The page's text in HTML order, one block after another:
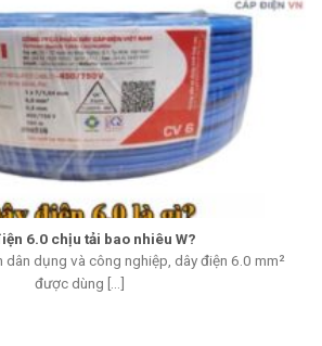
6.0 chịu tải bao nhiêu W?
dụng và công nghiệp, dây điện 6.0 mm²
được dùng [...]